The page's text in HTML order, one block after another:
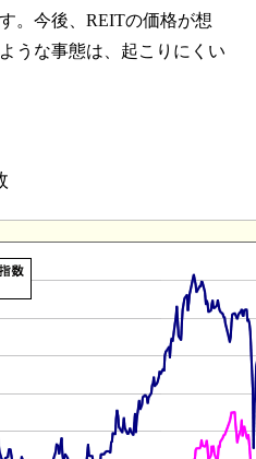
。今後、REITの価格が想
うな事態は、起こりにくい